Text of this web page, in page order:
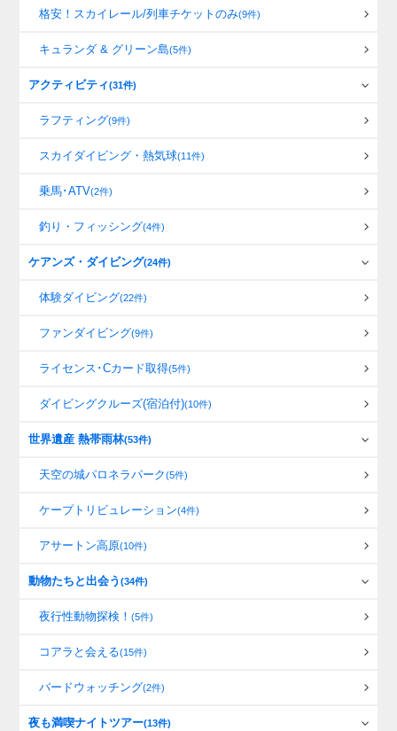
格安！スカイレール/列車チケットのみ(9件)
キュランダ & グリーン島(5件)
アクティビティ(31件)
ラフティング(9件)
スカイダイビング・熱気球(11件)
乗馬･ATV(2件)
釣り・フィッシング(4件)
ケアンズ・ダイビング(24件)
体験ダイビング(22件)
ファンダイビング(9件)
ライセンス･Cカード取得(5件)
ダイビングクルーズ(宿泊付)(10件)
世界遺産 熱帯雨林(53件)
天空の城パロネラパーク(5件)
ケープトリビュレーション(4件)
アサートン高原(10件)
動物たちと出会う(34件)
夜行性動物探検！(5件)
コアラと会える(15件)
バードウォッチング(2件)
夜も満喫ナイトツアー(13件)